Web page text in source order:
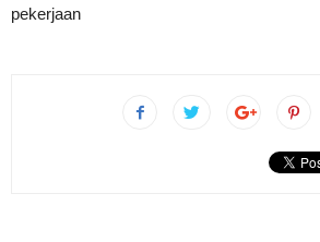
pekerjaan